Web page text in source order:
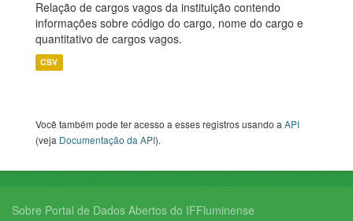
Relação de cargos vagos da instituição contendo
informações sobre código do cargo, nome do cargo e
quantitativo de cargos vagos.
CSV
Você também pode ter acesso a esses registros usando aAPI
(veja Documentação da API).
Sobre Portal de Dados Abertos do IFFluminense